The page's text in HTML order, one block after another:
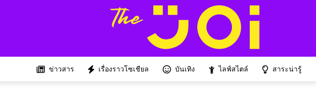
ข่าวสาร เรื่องราวโซเชียล บันเทิง ไลฟ์สไตล์ สาระน่ารู้